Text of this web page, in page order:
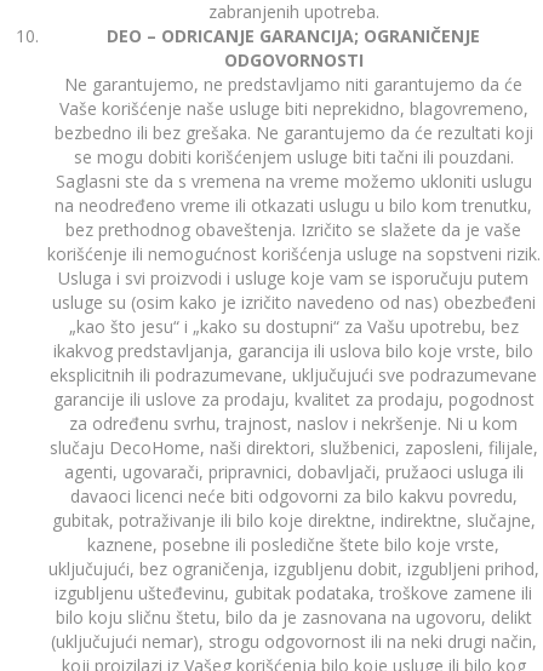
zabranjenih upotreba.
DEO – ODRICANJE GARANCIJA; OGRANIČENJE
ODGOVORNOSTI
Ne garantujemo, ne predstavljamo niti garantujemo da će
Vaše korišćenje naše usluge biti neprekidno, blagovremeno,
bezbedno ili bez grešaka. Ne garantujemo da će rezultati koji
se mogu dobiti korišćenjem usluge biti tačni ili pouzdani.
Saglasni ste da s vremena na vreme možemo ukloniti uslugu
na neodređeno vreme ili otkazati uslugu u bilo kom trenutku,
bez prethodnog obaveštenja. Izričito se slažete da je vaše
korišćenje ili nemogućnost korišćenja usluge na sopstveni rizik.
Usluga i svi proizvodi i usluge koje vam se isporučuju putem
usluge su (osim kako je izričito navedeno od nas) obezbeđeni
„kao što jesu“ i „kako su dostupni“ za Vašu upotrebu, bez
ikakvog predstavljanja, garancija ili uslova bilo koje vrste, bilo
eksplicitnih ili podrazumevane, uključujući sve podrazumevane
garancije ili uslove za prodaju, kvalitet za prodaju, pogodnost
za određenu svrhu, trajnost, naslov i nekršenje. Ni u kom
slučaju DecoHome, naši direktori, službenici, zaposleni, filijale,
agenti, ugovarači, pripravnici, dobavljači, pružaoci usluga ili
davaoci licenci neće biti odgovorni za bilo kakvu povredu,
gubitak, potraživanje ili bilo koje direktne, indirektne, slučajne,
kaznene, posebne ili posledične štete bilo koje vrste,
uključujući, bez ograničenja, izgubljenu dobit, izgubljeni prihod,
izgubljenu ušteđevinu, gubitak podataka, troškove zamene ili
bilo koju sličnu štetu, bilo da je zasnovana na ugovoru, delikt
(uključujući nemar), strogu odgovornost ili na neki drugi način,
koji proizilazi iz Vašeg korišćenja bilo koje usluge ili bilo kog